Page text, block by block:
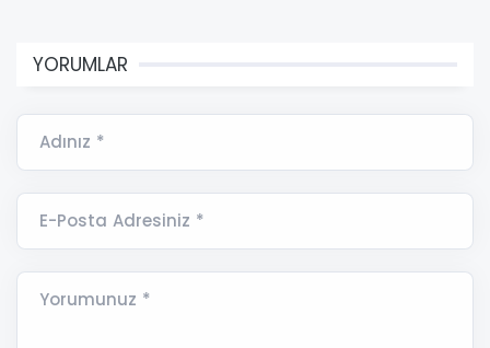
YORUMLAR
Adınız *
E-Posta Adresiniz *
Yorumunuz *